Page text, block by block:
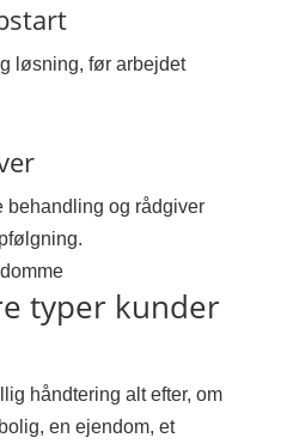
løsning, før arbejdet
behandling og rådgiver
typer kunder
håndtering alt efter, om
en ejendom, et